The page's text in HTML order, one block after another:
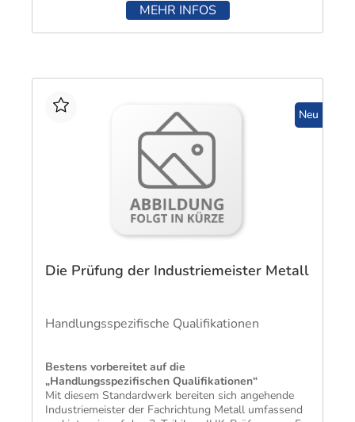
MEHR INFOS
Neu
Die Prüfung der Industriemeister Metall
Handlungsspezifische Qualifikationen
Bestens vorbereitet auf die
„Handlungsspezifischen Qualifikationen“
​Mit diesem Standardwerk bereiten sich angehende
Industriemeister der Fachrichtung Metall umfassend